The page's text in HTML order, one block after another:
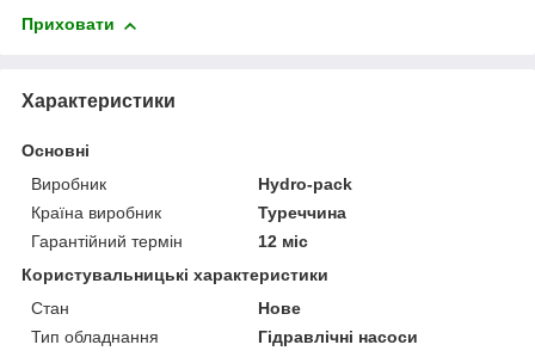
Приховати
Характеристики
Основні
Виробник
Hydro-pack
Країна виробник
Туреччина
Гарантійний термін
12 міс
Користувальницькі характеристики
Стан
Нове
Тип обладнання
Гідравлічні насоси